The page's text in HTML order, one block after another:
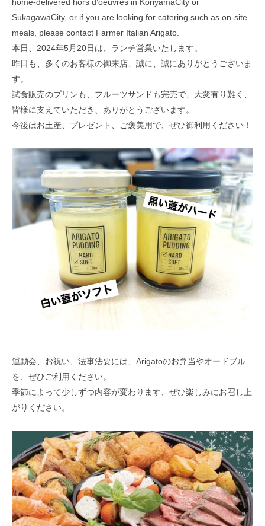
SukagawaCity, or if you are looking for catering such as on-site
meals, please contact Farmer Italian Arigato.
本日、2024年5月20日は、ランチ営業いたします。
昨日も、多くのお客様の御来店、誠に、誠にありがとうございま
す。
試食販売のプリンも、フルーツサンドも完売で、大変有り難く、
皆様に支えていただき、ありがとうございます。
今後はお土産、プレゼント、ご褒美用で、ぜひ御利用ください！
運動会、お祝い、法事法要には、Arigatoのお弁当やオードブル
を、ぜひご利用ください。
季節によって少しずつ内容が変わります、ぜひ楽しみにお召し上
がりください。